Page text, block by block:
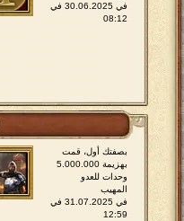
في 30.06.2025 في
08:12
بصفتك أول، قمت
بهزيمة 5.000.000
وحدات للعدو
المهيب
في 31.07.2025 في
12:59